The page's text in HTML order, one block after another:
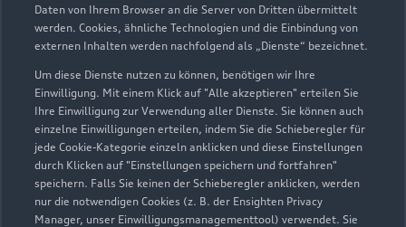
Daten von Ihrem Browser an die Server von Dritten übermittelt
werden. Cookies, ähnliche Technologien und die Einbindung von
externen Inhalten werden nachfolgend als „Dienste“ bezeichnet.
Um diese Dienste nutzen zu können, benötigen wir Ihre
Einwilligung. Mit einem Klick auf "Alle akzeptieren" erteilen Sie
Ihre Einwilligung zur Verwendung aller Dienste. Sie können auch
einzelne Einwilligungen erteilen, indem Sie die Schieberegler für
jede Cookie-Kategorie einzeln anklicken und diese Einstellungen
durch Klicken auf "Einstellungen speichern und fortfahren"
speichern. Falls Sie keinen der Schieberegler anklicken, werden
nur die notwendigen Cookies (z. B. der Ensighten Privacy
Manager, unser Einwilligungsmanagementtool) verwendet. Sie
Audi Pflegemitteltasche
Sommer
Damit Ihr Audi auch im Sommer glänzt: die
passende Pflege in einer Tasche.